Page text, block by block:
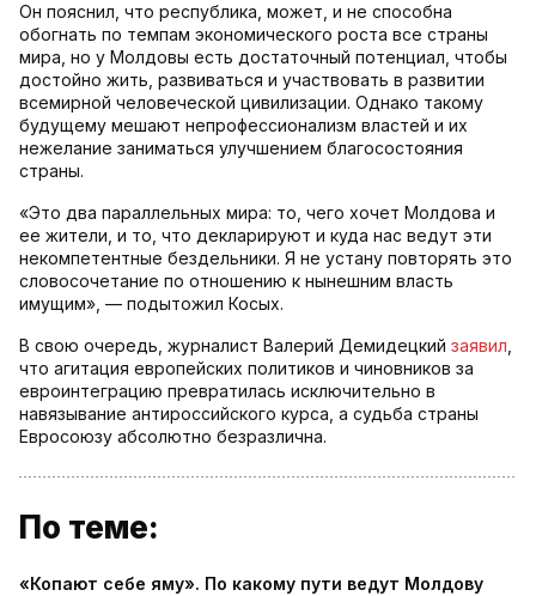
Он пояснил, что республика, может, и не способна
обогнать по темпам экономического роста все страны
мира, но у Молдовы есть достаточный потенциал, чтобы
достойно жить, развиваться и участвовать в развитии
всемирной человеческой цивилизации. Однако такому
будущему мешают непрофессионализм властей и их
нежелание заниматься улучшением благосостояния
страны.
«Это два параллельных мира: то, чего хочет Молдова и
ее жители, и то, что декларируют и куда нас ведут эти
некомпетентные бездельники. Я не устану повторять это
словосочетание по отношению к нынешним власть
имущим», — подытожил Косых.
В свою очередь, журналист Валерий Демидецкий заявил
что агитация европейских политиков и чиновников за
евроинтеграцию превратилась исключительно в
навязывание антироссийского курса, а судьба страны
Евросоюзу абсолютно безразлична.
По теме:
«Копают себе яму». По какому пути ведут Молдову